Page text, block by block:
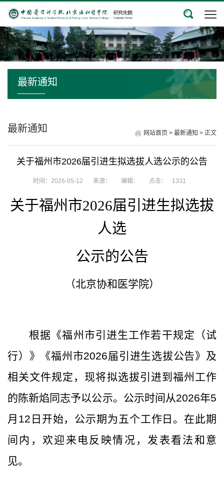
最新通知
最新通知 网站首页 > 最新通知 > 正文
关于福州市2026届引进生拟选拔人选公示的公告
时间：2026-05-12 来源： 编辑： 点击： 1331
关于福州市2026届引进生拟选拔
人选
公示的公告
（北京协和医学院）
根据《福州市引进生工作若干规定（试
行）》《福州市2026届引进生选拔公告》及
相关文件规定，现将拟选拔引进到福州工作
的陈新焰同志予以公示。公示时间从2026年5
月12 日开始，公示期为五个工作日。在此期
间内，欢迎来电反映情况，发表看法和意
见。